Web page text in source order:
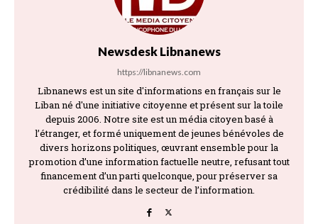
Newsdesk Libnanews
https://libnanews.com
Libnanews est un site d'informations en français sur le
Liban né d'une initiative citoyenne et présent sur la toile
depuis 2006. Notre site est un média citoyen basé à
l’étranger, et formé uniquement de jeunes bénévoles de
divers horizons politiques, œuvrant ensemble pour la
promotion d’une information factuelle neutre, refusant tout
financement d’un parti quelconque, pour préserver sa
crédibilité dans le secteur de l’information.